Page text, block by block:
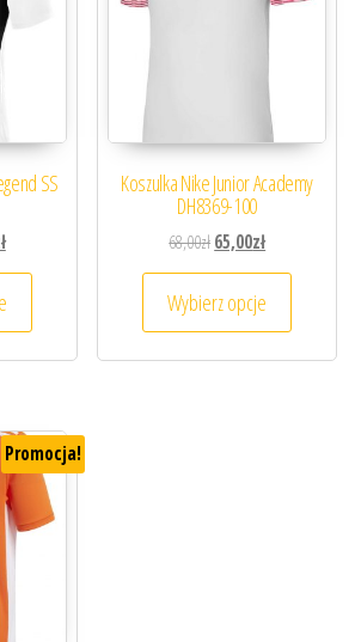
SS
cena wynosiła: 81,00zł.
Aktualna cena wynosi: 78,00zł.
Ten produkt ma wiele wariantów. Opcje
Koszulka Nike Junior Academy
DH8369-100
68,00złPierwotna cena
65,00złAktualna cena
Wybierz opcje
Ten
Promocja!